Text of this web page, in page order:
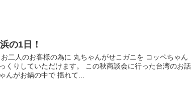
の1日！
二人のお客様の為に 丸ちゃんがせこガニを コッペちゃん
くりしていただけます。 この秋商談会に行った台湾のお話
んがお鍋の中で 揺れて...